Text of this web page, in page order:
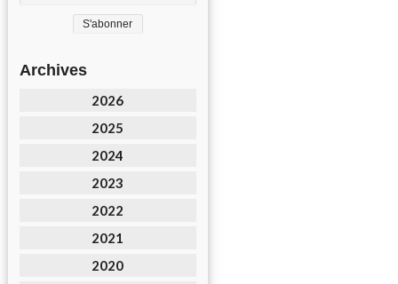
Archives
2026
2025
2024
2023
2022
2021
2020